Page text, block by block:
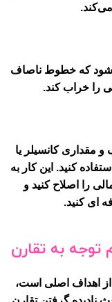
که خطوط ناصاف
را خراب کند.
مقداری کانسیلر یا
کنید. این کار به
را اصلاح کنید و
ای کنید.
از اهداف اصلی است،